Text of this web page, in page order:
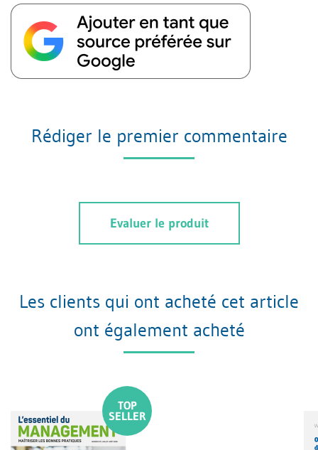
Rédiger le premier commentaire
Evaluer le produit
Les clients qui ont acheté cet article
ont également acheté